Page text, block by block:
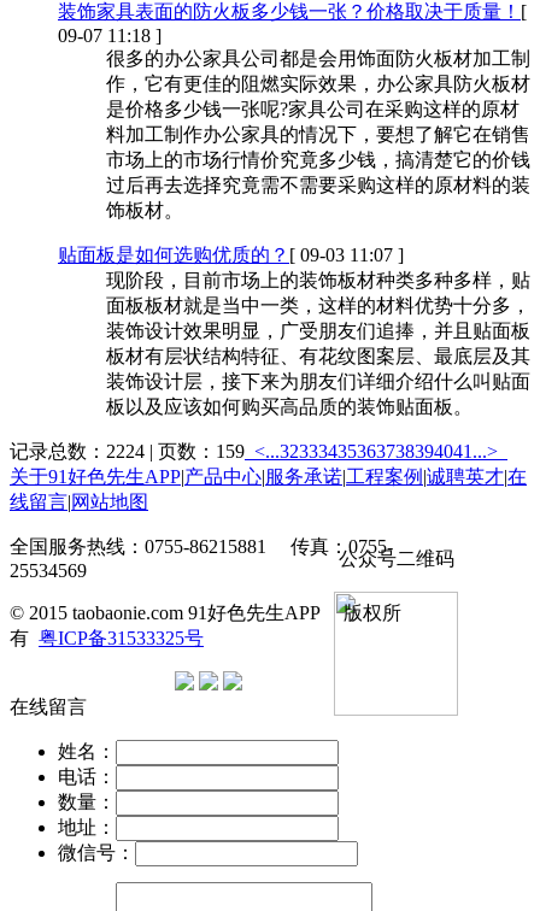
装饰家具表面的防火板多少钱一张？价格取决于质量！ [
09-07 11:18 ]
很多的办公家具公司都是会用饰面防火板材加工制
作，它有更佳的阻燃实际效果，办公家具防火板材
是价格多少钱一张呢?家具公司在采购这样的原材
料加工制作办公家具的情况下，要想了解它在销售
市场上的市场行情价究竟多少钱，搞清楚它的价钱
过后再去选择究竟需不需要采购这样的原材料的装
饰板材。
贴面板是如何选购优质的？ [ 09-03 11:07 ]
现阶段，目前市场上的装饰板材种类多种多样，贴
面板板材就是当中一类，这样的材料优势十分多，
装饰设计效果明显，广受朋友们追捧，并且贴面板
板材有层状结构特征、有花纹图案层、最底层及其
装饰设计层，接下来为朋友们详细介绍什么叫贴面
板以及应该如何购买高品质的装饰贴面板。
记录总数：2224 | 页数：159 <...32333435363738394041 ...>
关于91好色先生APP|产品中心|服务承诺|工程案例 |诚聘英才|在
线留言|网站地图
公众号二维码
全国服务热线：0755-86215881 传真：0755-
25534569
© 2015 taobaonie.com 91好色先生APP 版权所
有 粤ICP备31533325号
在线留言
姓名：
电话：
数量：
地址：
微信号：